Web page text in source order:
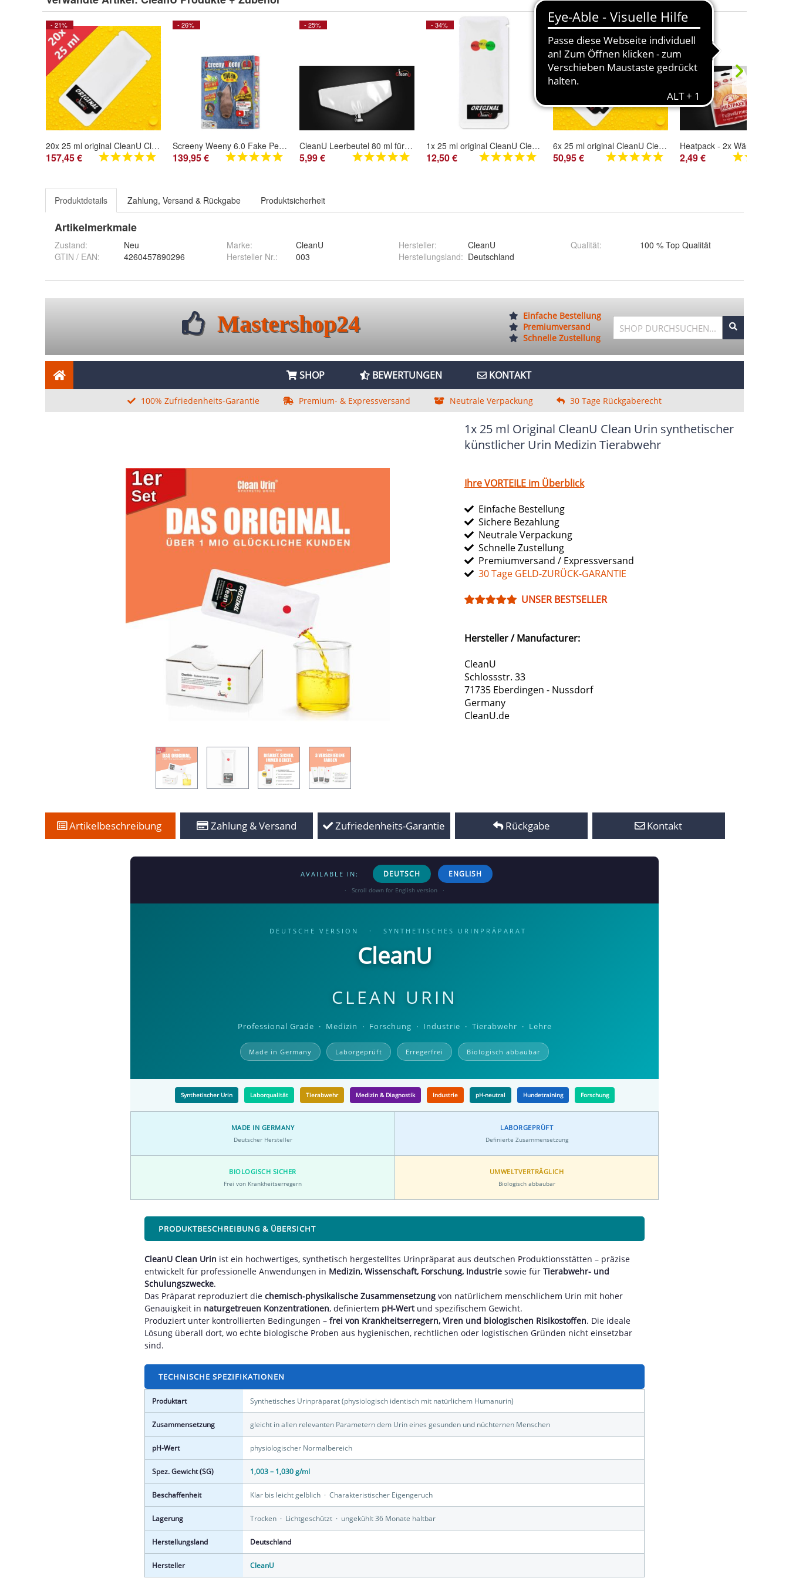
- 21%
20x 25 ml original CleanU Clean Urin synthetischer fake Urin * * Topseller * *
157,45 €
- 26%
Screeny Weeny 6.0 Fake Penis Strap-On Original CleanU * * Topseller * *
139,95 €
- 25%
CleanU Leerbeutel 80 ml für Screeny Weeny + Screen Urin Set + LGBTQ Weeny
5,99 €
- 34%
1x 25 ml original CleanU Clean Urin synthetischer fake Urin * * Topseller * *
12,50 €
- 36%
6x 25 ml original CleanU Clean Urin synthetischer fake Urin * * Topseller * *
50,95 €
- 38%
Heatpack - 2x Wärmekissen
2,49 €
Produktdetails Zahlung, Versand & Rückgabe Produktsicherheit
Artikelmerkmale
Zustand:
Neu
GTIN / EAN:
4260457890296
Marke:
CleanU
Hersteller Nr.:
003
Hersteller:
CleanU
Herstellungsland: Deutschland
Qualität: 100 % Top Qualität